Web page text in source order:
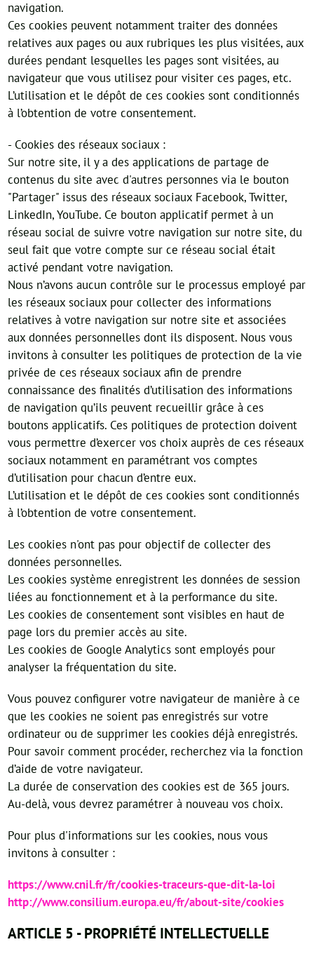
navigation.
Ces cookies peuvent notamment traiter des données
relatives aux pages ou aux rubriques les plus visitées, aux
durées pendant lesquelles les pages sont visitées, au
navigateur que vous utilisez pour visiter ces pages, etc.
L’utilisation et le dépôt de ces cookies sont conditionnés
à l’obtention de votre consentement.
- Cookies des réseaux sociaux :
Sur notre site, il y a des applications de partage de
contenus du site avec d'autres personnes via le bouton
"Partager" issus des réseaux sociaux Facebook, Twitter,
LinkedIn, YouTube. Ce bouton applicatif permet à un
réseau social de suivre votre navigation sur notre site, du
seul fait que votre compte sur ce réseau social était
activé pendant votre navigation.
Nous n’avons aucun contrôle sur le processus employé par
les réseaux sociaux pour collecter des informations
relatives à votre navigation sur notre site et associées
aux données personnelles dont ils disposent. Nous vous
invitons à consulter les politiques de protection de la vie
privée de ces réseaux sociaux afin de prendre
connaissance des finalités d’utilisation des informations
de navigation qu’ils peuvent recueillir grâce à ces
boutons applicatifs. Ces politiques de protection doivent
vous permettre d’exercer vos choix auprès de ces réseaux
sociaux notamment en paramétrant vos comptes
d’utilisation pour chacun d’entre eux.
L’utilisation et le dépôt de ces cookies sont conditionnés
à l’obtention de votre consentement.
Les cookies n'ont pas pour objectif de collecter des
données personnelles.
Les cookies système enregistrent les données de session
liées au fonctionnement et à la performance du site.
Les cookies de consentement sont visibles en haut de
page lors du premier accès au site.
Les cookies de Google Analytics sont employés pour
analyser la fréquentation du site.
Vous pouvez configurer votre navigateur de manière à ce
que les cookies ne soient pas enregistrés sur votre
ordinateur ou de supprimer les cookies déjà enregistrés.
Pour savoir comment procéder, recherchez via la fonction
d’aide de votre navigateur.
La durée de conservation des cookies est de 365 jours.
Au-delà, vous devrez paramétrer à nouveau vos choix.
Pour plus d'informations sur les cookies, nous vous
invitons à consulter :
https://www.cnil.fr/fr/cookies-traceurs-que-dit-la-loi
http://www.consilium.europa.eu/fr/about-site/cookies
ARTICLE 5 - PROPRIÉTÉ INTELLECTUELLE